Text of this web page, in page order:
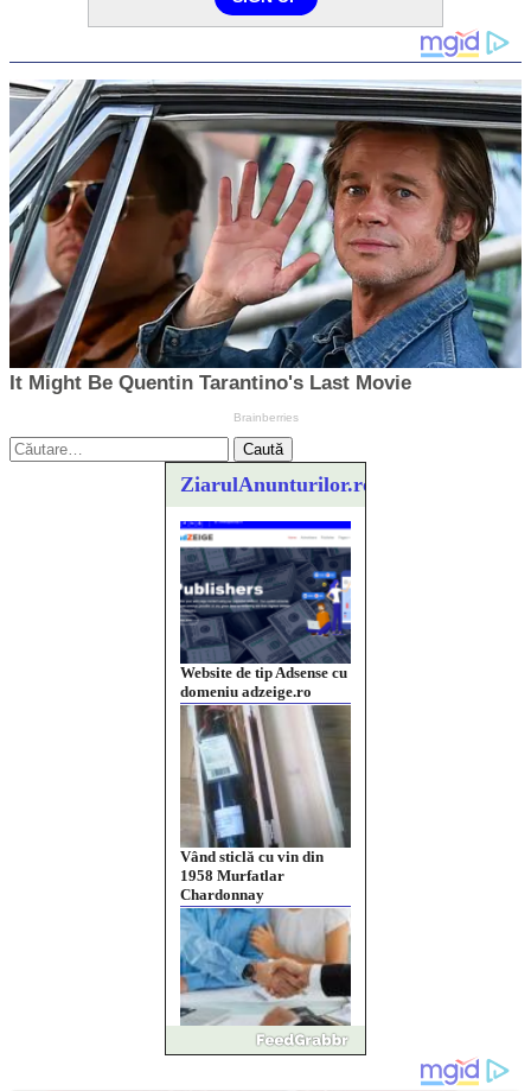
Caută
după:
ZiarulAnunturilor.ro
Website de tip Adsense cu
domeniu adzeige.ro
Vând sticlă cu vin din
1958 Murfatlar
Chardonnay
Împrumut si investitii